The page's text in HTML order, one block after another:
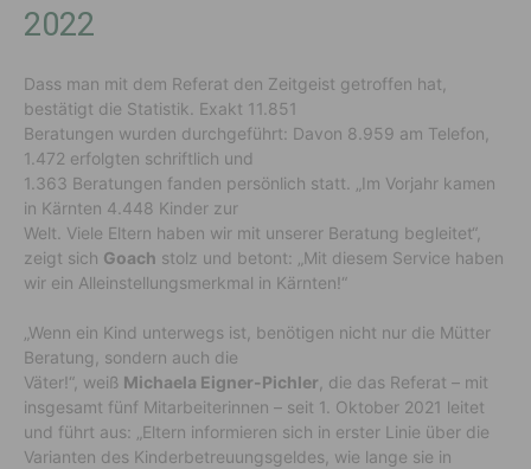
2022
Dass man mit dem Referat den Zeitgeist getroffen hat,
bestätigt die Statistik. Exakt 11.851
Beratungen wurden durchgeführt: Davon 8.959 am Telefon,
1.472 erfolgten schriftlich und
1.363 Beratungen fanden persönlich statt. „Im Vorjahr kamen
in Kärnten 4.448 Kinder zur
Welt. Viele Eltern haben wir mit unserer Beratung begleitet“,
zeigt sich Goach stolz und betont: „Mit diesem Service haben
wir ein Alleinstellungsmerkmal in Kärnten!“
„Wenn ein Kind unterwegs ist, benötigen nicht nur die Mütter
Beratung, sondern auch die
Väter!“, weiß Michaela Eigner-Pichler , die das Referat – mit
insgesamt fünf Mitarbeiterinnen – seit 1. Oktober 2021 leitet
und führt aus: „Eltern informieren sich in erster Linie über die
Varianten des Kinderbetreuungsgeldes, wie lange sie in